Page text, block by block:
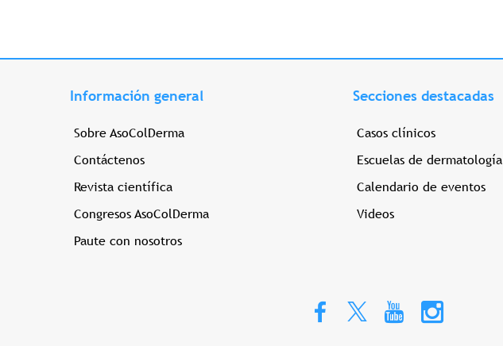
Información general
Sobre AsoColDerma
Contáctenos
Revista científica
Congresos AsoColDerma
Paute con nosotros
Secciones destacadas
Casos clínicos
Escuelas de dermatología
Calendario de eventos
Videos